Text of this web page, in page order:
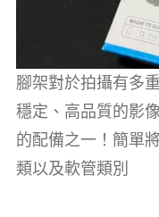
腳架對於拍攝有多
穩定、高品質的影
的配備之一！簡單
類以及軟管類別